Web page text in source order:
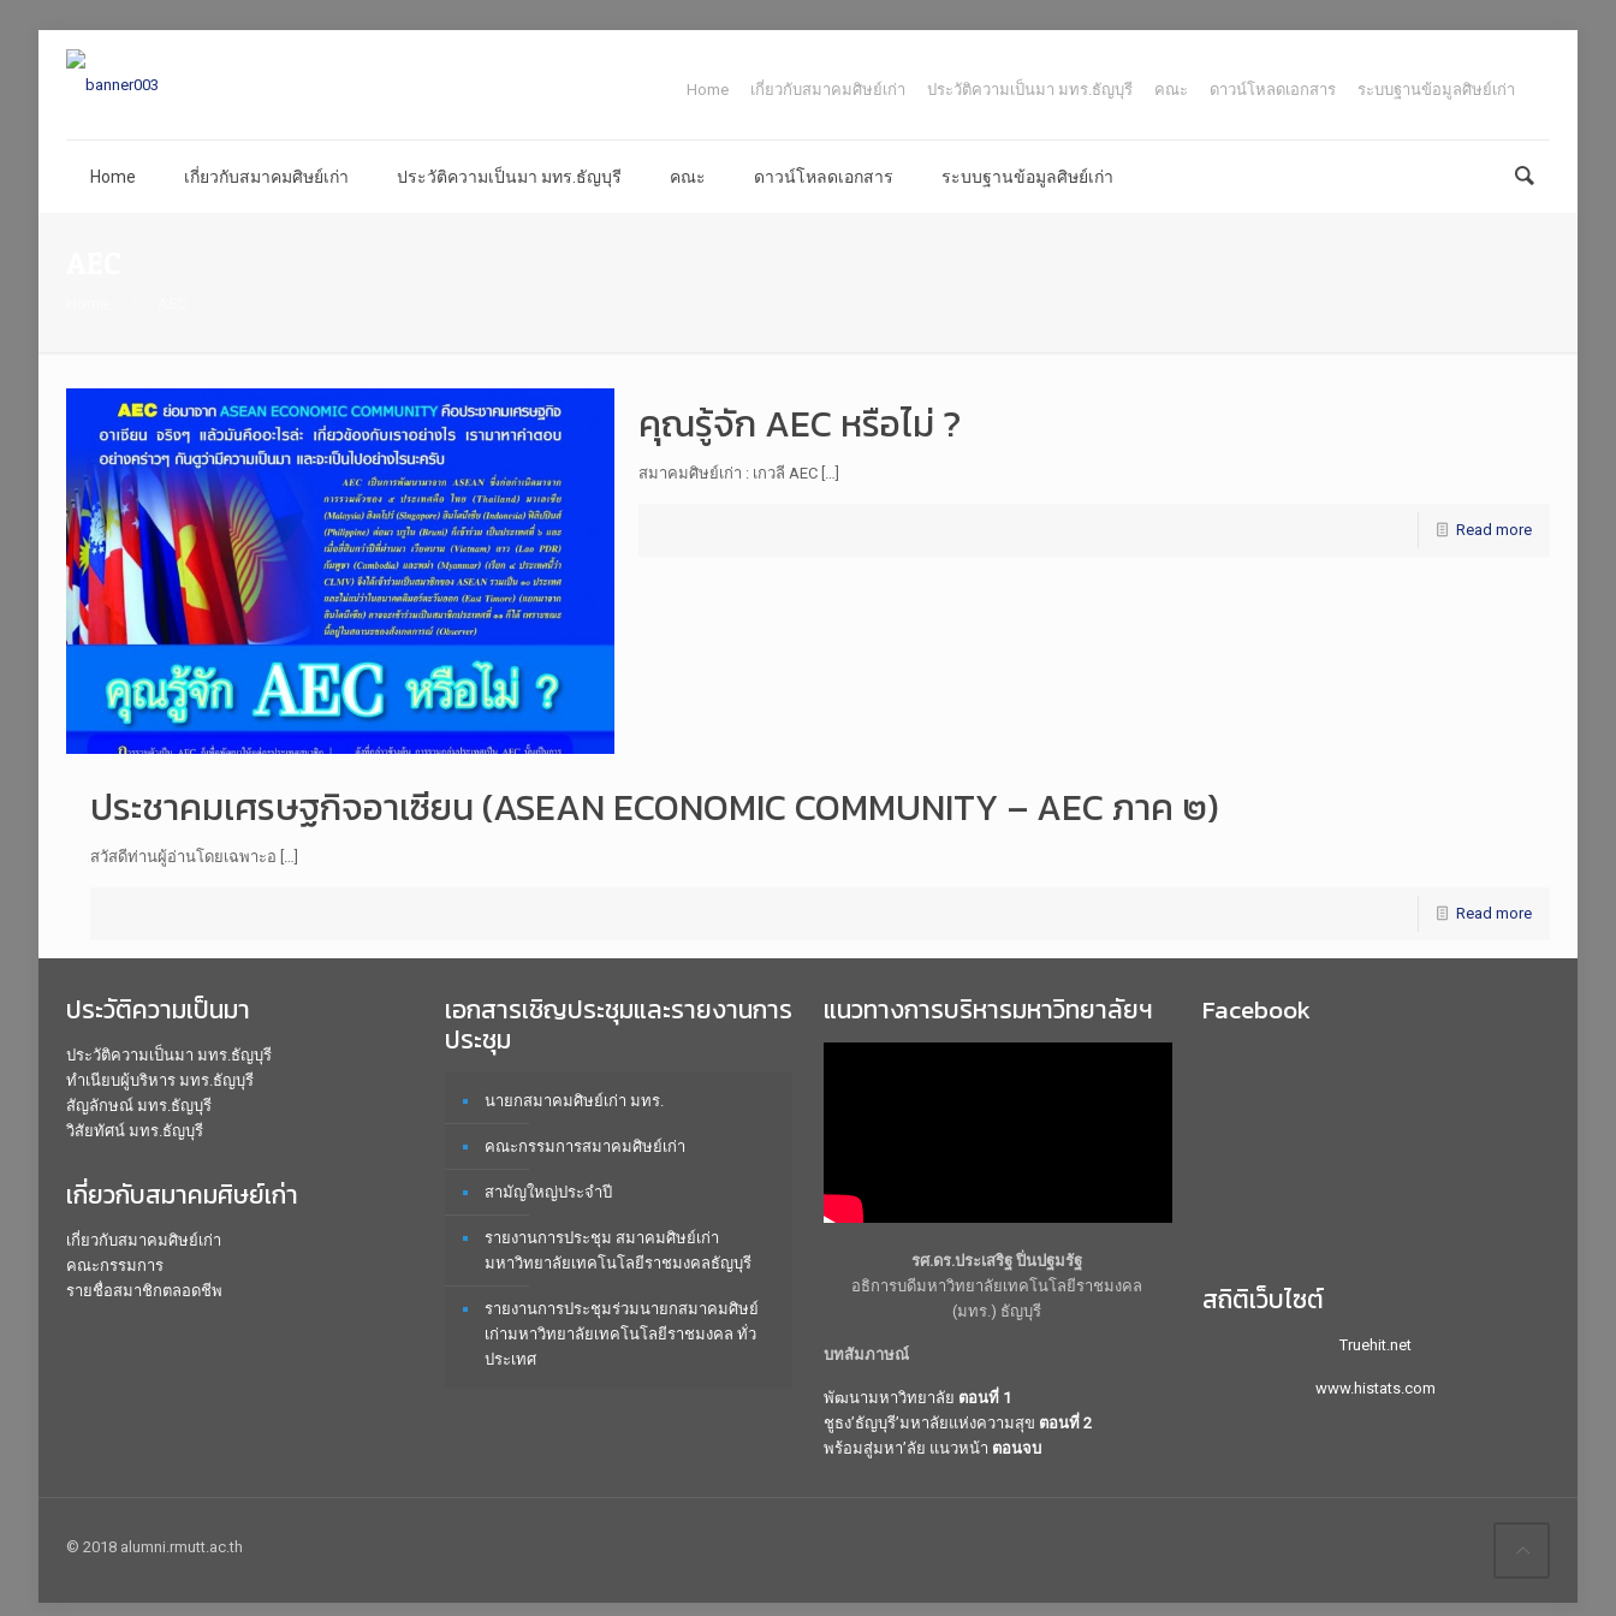
Home เกี่ยวกับสมาคมศิษย์เก่า ประวัติความเป็นมา มทร.ธัญบุรี คณะ ดาวน์โหลดเอกสาร ระบบฐานข้อมูลศิษย์เก่า
Home เกี่ยวกับสมาคมศิษย์เก่า ประวัติความเป็นมา มทร.ธัญบุรี คณะ ดาวน์โหลดเอกสาร ระบบฐานข้อมูลศิษย์เก่า
คุณรู้จัก AEC หรือไม่ ?
สมาคมศิษย์เก่า : เกวลี AEC […]
Read more
ประชาคมเศรษฐกิจอาเซียน (ASEAN ECONOMIC COMMUNITY – AEC ภาค ๒)
สวัสดีท่านผู้อ่านโดยเฉพาะอ […]
Read more
ประวัติความเป็นมา
ประวัติความเป็นมา มทร.ธัญบุรี
ทำเนียบผู้บริหาร มทร.ธัญบุรี
สัญลักษณ์ มทร.ธัญบุรี
วิสัยทัศน์ มทร.ธัญบุรี
เกี่ยวกับสมาคมศิษย์เก่า
เกี่ยวกับสมาคมศิษย์เก่า
คณะกรรมการ
รายชื่อสมาชิกตลอดชีพ
เอกสารเชิญประชุมและรายงานการ
ประชุม
นายกสมาคมศิษย์เก่า มทร.
คณะกรรมการสมาคมศิษย์เก่า
สามัญใหญ่ประจำปี
รายงานการประชุม สมาคมศิษย์เก่า
มหาวิทยาลัยเทคโนโลยีราชมงคลธัญบุรี
รายงานการประชุมร่วมนายกสมาคมศิษย์
เก่ามหาวิทยาลัยเทคโนโลยีราชมงคล ทั่ว
ประเทศ
แนวทางการบริหารมหาวิทยาลัยฯ
รศ.ดร.ประเสริฐ ปิ่นปฐมรัฐ
อธิการบดีมหาวิทยาลัยเทคโนโลยีราชมงคล
(มทร.) ธัญบุรี
บทสัมภาษณ์
พัฒนามหาวิทยาลัย ตอนที่ 1
ชูธง’ธัญบุรี’มหาลัยแห่งความสุข ตอนที่ 2
พร้อมสู่มหา’ลัย แนวหน้า ตอนจบ
Facebook
สถิติเว็บไซต์
Truehit.net
www.histats.com
© 2018 alumni.rmutt.ac.th